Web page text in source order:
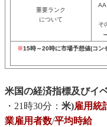
重要ランク
について
そ
※15時～20時に市場予想値(コン
米国の経済指標及びイ
・21時30分： 米)雇用統
業雇用者数/平均時給